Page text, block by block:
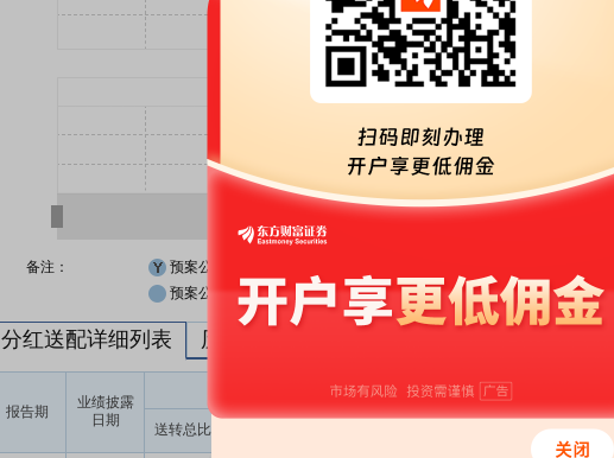
备注： 预案公布日
预案公布日前一交易日
股权登记日前一交易日
分红送配详细列表 历次分红派息与涨跌幅表现
报告期
业绩披露
日期
现金分红
每股
收益
净资
产(元)
公积
金(元)
送转总比例
现金分红比
股息率